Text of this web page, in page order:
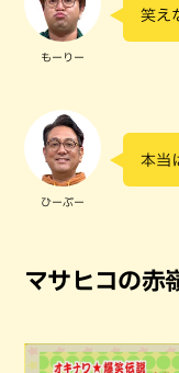
もーりー
笑え
ひーぷー
本当
マサヒコの赤